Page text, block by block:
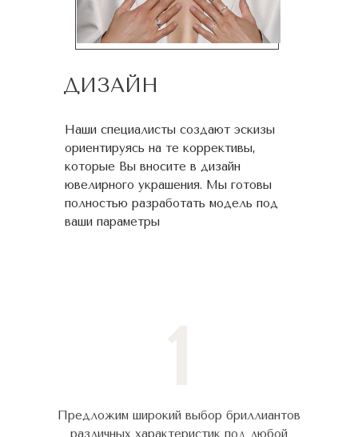
ДИЗАЙН
Наши специалисты создают эскизы
ориентируясь на те коррективы,
которые Вы вносите в дизайн
ювелирного украшения. Мы готовы
полностью разработать модель под
ваши параметры
Предложим широкий выбор бриллиантов
различных характеристик под любой